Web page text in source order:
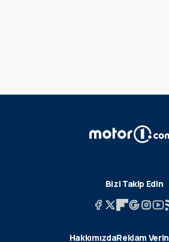
Bizi Takip Edin
HakkımızdaReklam Verin